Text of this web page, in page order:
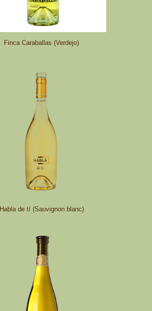
Finca Caraballas (Verdejo)
Habla de tí (Sauvignon blanc)